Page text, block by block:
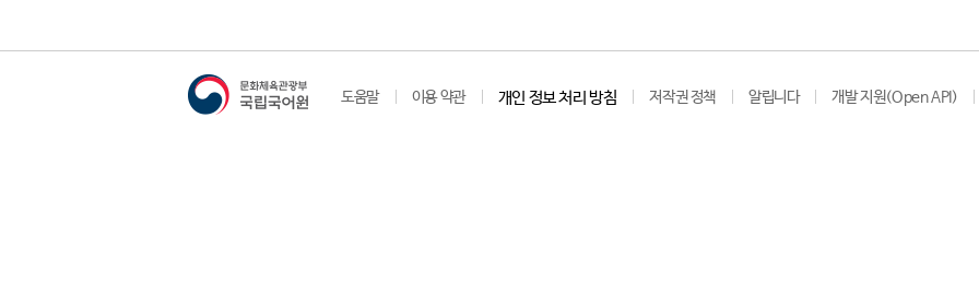
도움말 이용 약관 개인 정보 처리 방침 저작권 정책 알립니다 개발 지원(Open API)